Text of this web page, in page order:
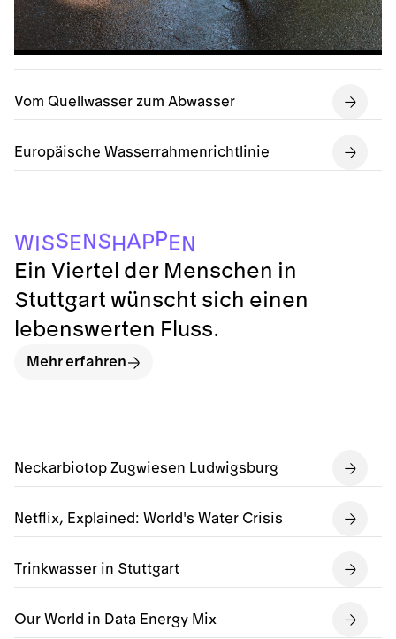
Vom Quellwasser zum Abwasser
Europäische Wasserrahmenrichtlinie
Neckarbiotop Zugwiesen Ludwigsburg
Netflix, Explained: World's Water Crisis
Trinkwasser in Stuttgart
Our World in Data Energy Mix
WISSE N SHA PPEN
Ein Viertel der Menschen in
Stuttgart wünscht sich einen
lebenswerten Fluss.
Mehr erfahren